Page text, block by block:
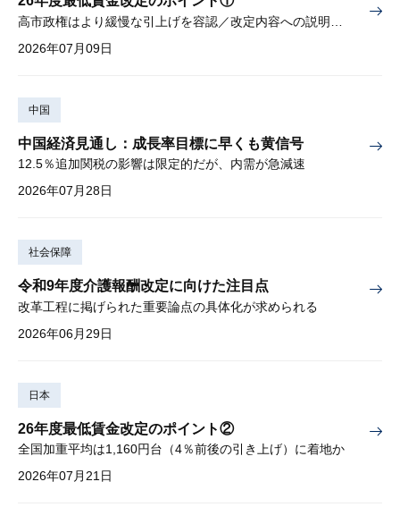
2026年07月09日
中国
中国経済見通し：成長率目標に早くも黄信号
12.5％追加関税の影響は限定的だが、内需が急減速
2026年07月28日
社会保障
令和9年度介護報酬改定に向けた注目点
改革工程に掲げられた重要論点の具体化が求められる
2026年06月29日
日本
26年度最低賃金改定のポイント②
全国加重平均は1,160円台（4％前後の引き上げ）に着地か
2026年07月21日